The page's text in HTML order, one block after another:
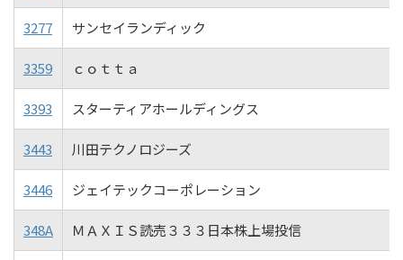
3277 サンセイランディック
3359 ｃｏｔｔａ
3393 スターティアホールディングス
3443 川田テクノロジーズ
3446 ジェイテックコーポレーション
348A ＭＡＸＩＳ読売３３３日本株上場投信